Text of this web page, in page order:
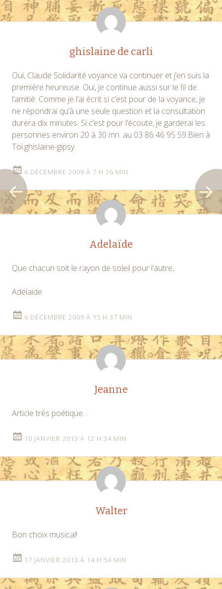
articles
ghislaine de carli
Oui, Claude Solidarité voyance va continuer et j’en suis la
première heureuse. Oui, je continue aussi sur le fil de
l’amitié. Comme je l’ai écrit si c’est pour de la voyance, je
ne répondrai qu’à une seule question et la consultation
durera dix minutes. Si c’est pour l’écoute, je garderai les
personnes environ 20 à 30 mn. au 03 86 46 95 59.Bien à
Toi.ghislaine-gipsy.
6 DÉCEMBRE 2009 À 7 H 26 MIN
Adelaïde
Que chacun soit le rayon de soleil pour l’autre,
Adélaide
6 DÉCEMBRE 2009 À 15 H 37 MIN
Jeanne
Article très poétique…
10 JANVIER 2013 À 12 H 34 MIN
Walter
Bon choix musical!
17 JANVIER 2013 À 14 H 54 MIN